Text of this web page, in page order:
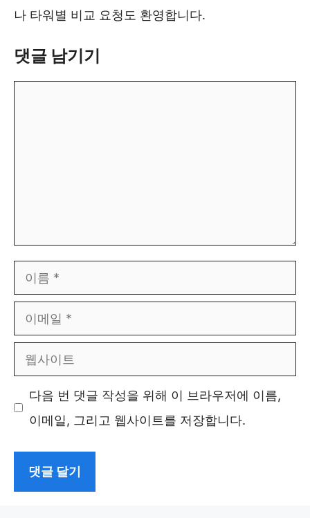
나 타워별 비교 요청도 환영합니다.
댓글 남기기
름
메
사
이
다음 번 댓글 작성을 위해 이 브라우저에 이름,
이메일, 그리고 웹사이트를 저장합니다.